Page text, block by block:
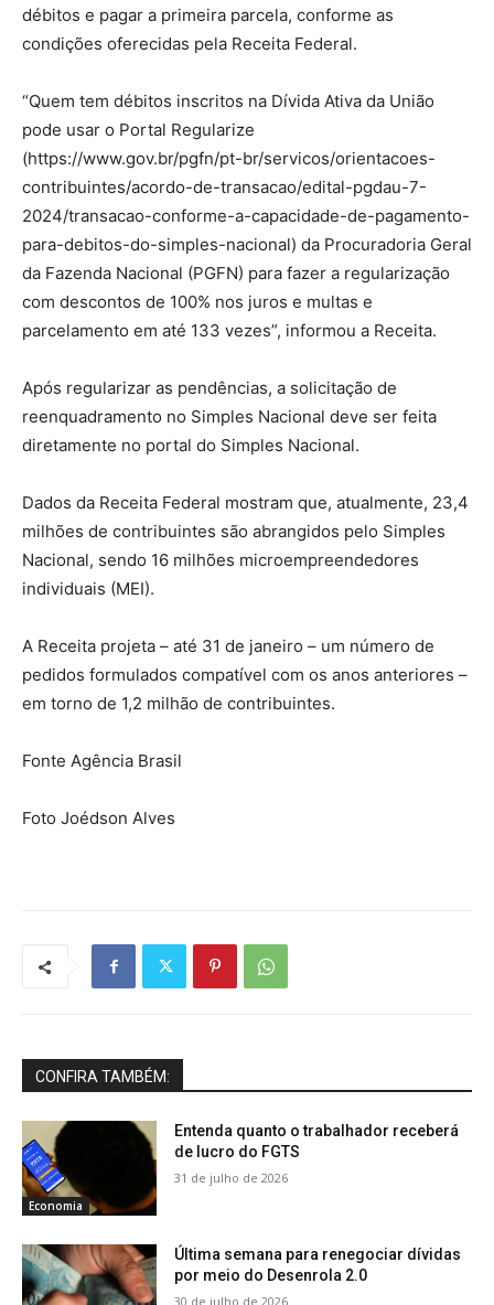
débitos e pagar a primeira parcela, conforme as
condições oferecidas pela Receita Federal.
“Quem tem débitos inscritos na Dívida Ativa da União
pode usar o Portal Regularize
(https://www.gov.br/pgfn/pt-br/servicos/orientacoes-
contribuintes/acordo-de-transacao/edital-pgdau-7-
2024/transacao-conforme-a-capacidade-de-pagamento-
para-debitos-do-simples-nacional) da Procuradoria Geral
da Fazenda Nacional (PGFN) para fazer a regularização
com descontos de 100% nos juros e multas e
parcelamento em até 133 vezes”, informou a Receita.
Após regularizar as pendências, a solicitação de
reenquadramento no Simples Nacional deve ser feita
diretamente no portal do Simples Nacional.
Dados da Receita Federal mostram que, atualmente, 23,4
milhões de contribuintes são abrangidos pelo Simples
Nacional, sendo 16 milhões microempreendedores
individuais (MEI).
A Receita projeta – até 31 de janeiro – um número de
pedidos formulados compatível com os anos anteriores –
em torno de 1,2 milhão de contribuintes.
Fonte Agência Brasil
Foto Joédson Alves
CONFIRA TAMBÉM:
Economia
Entenda quanto o trabalhador receberá
de lucro do FGTS
31 de julho de 2026
Última semana para renegociar dívidas
por meio do Desenrola 2.0
30 de julho de 2026